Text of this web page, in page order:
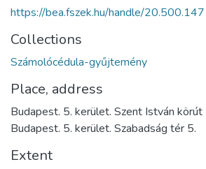
https://bea.fszek.hu/handle/
Collections
Számolócédula-gyűjtemény
Place, address
Budapest. 5. kerület. Szent István körút
Budapest. 5. kerület. Szabadság tér 5.
Extent